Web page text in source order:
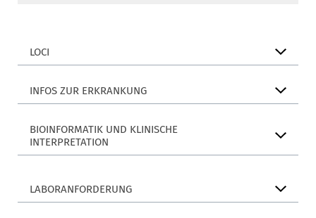
LOCI
INFOS ZUR ERKRANKUNG
BIOINFORMATIK UND KLINISCHE
INTERPRETATION
LABORANFORDERUNG